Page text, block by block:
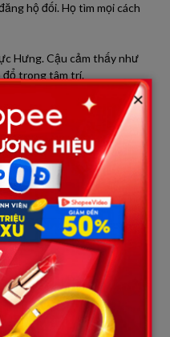
hộ đối. Họ tìm mọi cách
Hưng. Cậu cảm thấy như
đổ trong tâm trí.
nuốt khan, ánh mắt đầy
con của người đó.”
bước, gương mặt tái nhợt
giới như quay cuồng dưới
với người khác? Trước khi
của ai? Hàng vạn câu hỏi
Hưng. Cậu nhìn Ông
nhận ra người đàn ông trước
giờ đây chỉ còn là
nhợt như không còn một
dưới chân Hưng. Mẹ
×